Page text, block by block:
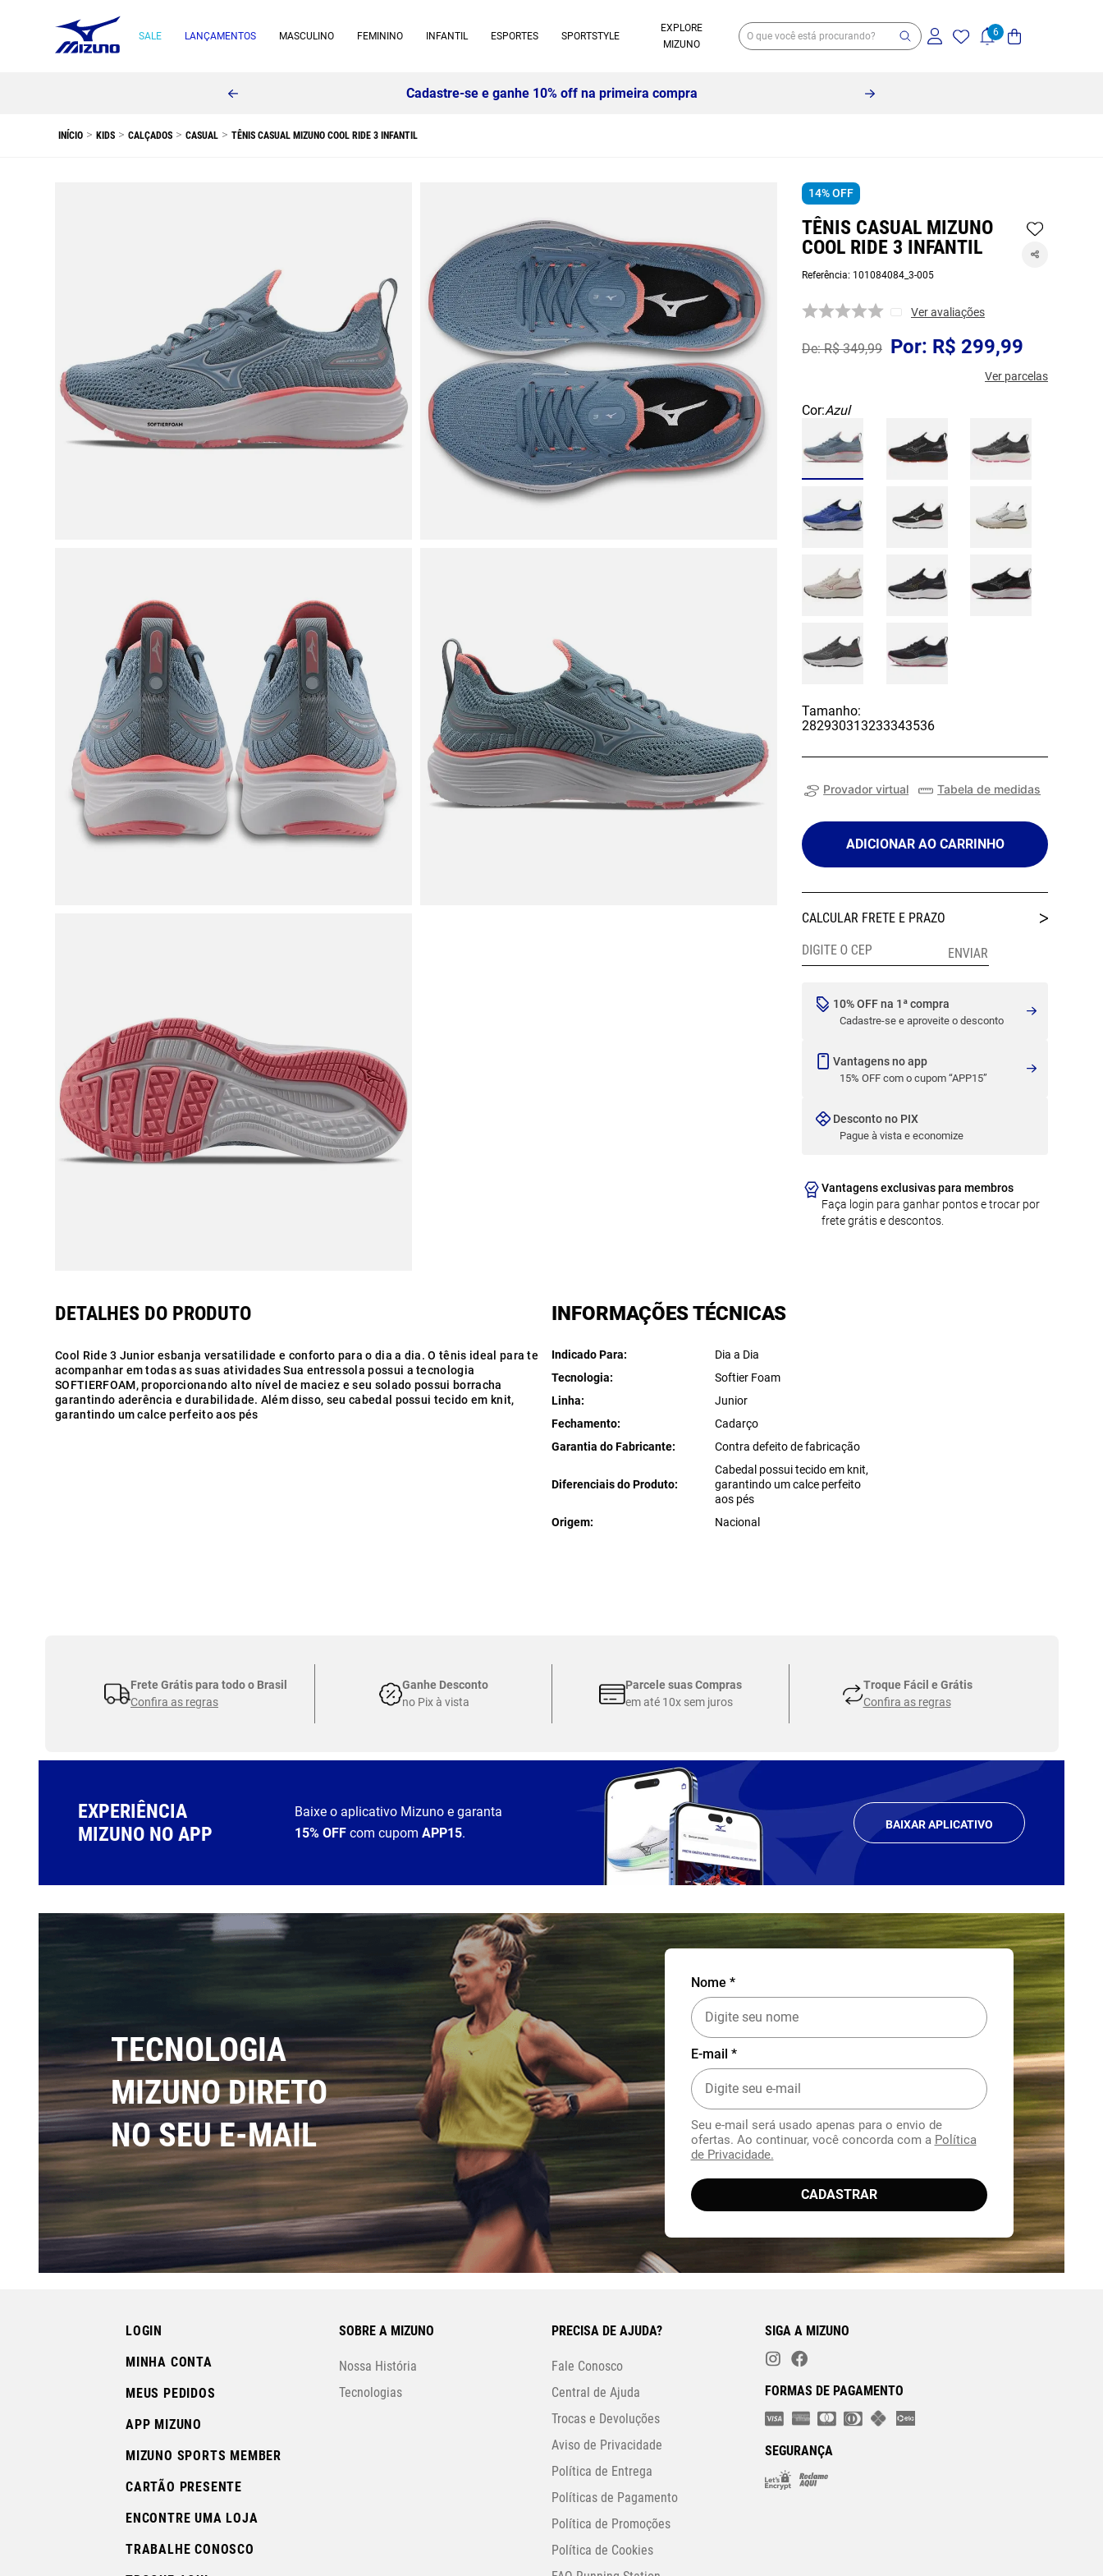
SALE LANÇAMENTOS MASCULINO FEMININO INFANTIL ESPORTES SPORTSTYLE
EXPLORE
MIZUNO
Cadastre-se e ganhe 10% off na primeira compra
KIDS CALÇADOS CASUAL TÊNIS CASUAL MIZUNO COOL RIDE 3 INFANTIL
14%OFF
TÊNIS CASUAL MIZUNO
COOL RIDE 3 INFANTIL
Referência: 101084084_3-005
Ver avaliações
R$ 349,99 R$ 299,99
Ver parcelas
Cor:Azul
Tamanho:
282930313233343536
Provador virtual Tabela de medidas
ADICIONAR AO CARRINHO
10% OFF na 1ª compra
Cadastre-se e aproveite o desconto
Vantagens no app
15% OFF com o cupom “APP15”
Desconto no PIX
Pague à vista e economize
Vantagens exclusivas para membros
Faça login para ganhar pontos e trocar por
frete grátis e descontos.
Cool Ride 3 Junior esbanja versatilidade e conforto para o dia a dia. O tênis ideal para te
acompanhar em todas as suas atividades Sua entressola possui a tecnologia
SOFTIERFOAM, proporcionando alto nível de maciez e seu solado possui borracha
garantindo aderência e durabilidade. Além disso, seu cabedal possui tecido em knit,
garantindo um calce perfeito aos pés
INFORMAÇÕES TÉCNICAS
Indicado Para
Dia a Dia
Tecnologia
Softier Foam
Linha
Junior
Fechamento
Cadarço
Garantia do Fabricante
Contra defeito de fabricação
Diferenciais do Produto
Cabedal possui tecido em knit,
garantindo um calce perfeito
aos pés
Origem
Nacional
Frete Grátis para todo o Brasil
Confira as regras
Ganhe Desconto
no Pix à vista
Parcele suas Compras
em até 10x sem juros
Troque Fácil e Grátis
Confira as regras
EXPERIÊNCIA
MIZUNO NO APP
Baixe o aplicativo Mizuno e garanta
15% OFF com cupomAPP15.
BAIXAR APLICATIVO
TECNOLOGIA
MIZUNO DIRETO
NO SEU E-MAIL
Nome *
E-mail *
Seu e-mail será usado apenas para o envio de
ofertas. Ao continuar, você concorda com a Política
de Privacidade.
CADASTRAR
LOGIN
MINHA CONTA
MEUS PEDIDOS
APP MIZUNO
MIZUNO SPORTS MEMBER
CARTÃO PRESENTE
ENCONTRE UMA LOJA
TRABALHE CONOSCO
SOBRE A MIZUNO
Nossa História
Tecnologias
PRECISA DE AJUDA?
Fale Conosco
Central de Ajuda
Trocas e Devoluções
Aviso de Privacidade
Política de Entrega
Políticas de Pagamento
Política de Promoções
Política de Cookies
SIGA A MIZUNO
FORMAS DE PAGAMENTO
SEGURANÇA